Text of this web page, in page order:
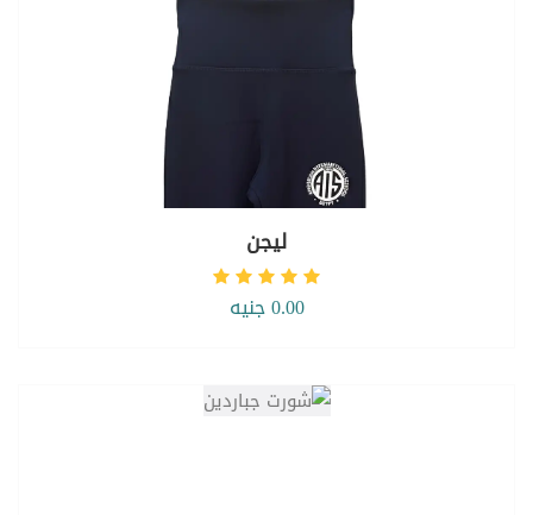
ليجن
0.00 جنيه